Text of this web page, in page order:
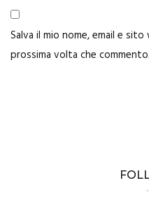
Salva il mio nome, email e
prossima volta che commento.